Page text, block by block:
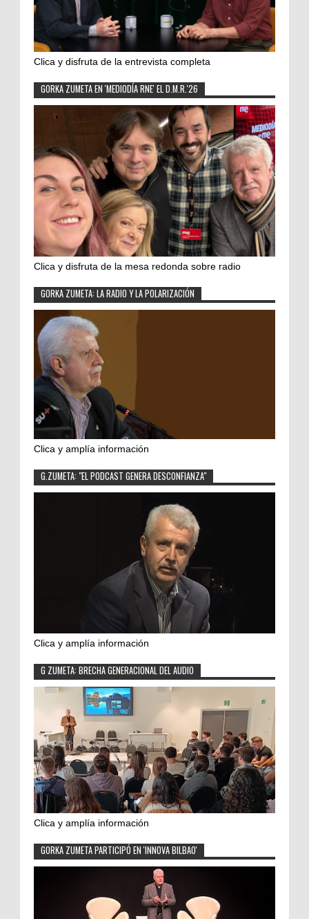
Clica y disfruta de la entrevista completa
GORKA ZUMETA EN 'MEDIODÍA RNE' EL D.M.R.'26
Clica y disfruta de la mesa redonda sobre radio
GORKA ZUMETA: LA RADIO Y LA POLARIZACIÓN
Clica y amplía información
G.ZUMETA: "EL PODCAST GENERA DESCONFIANZA"
Clica y amplía información
G ZUMETA: BRECHA GENERACIONAL DEL AUDIO
Clica y amplía información
GORKA ZUMETA PARTICIPÓ EN 'INNOVA BILBAO'